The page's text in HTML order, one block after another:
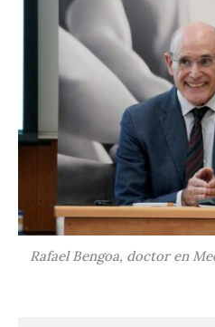
Rafael Bengoa, doctor en